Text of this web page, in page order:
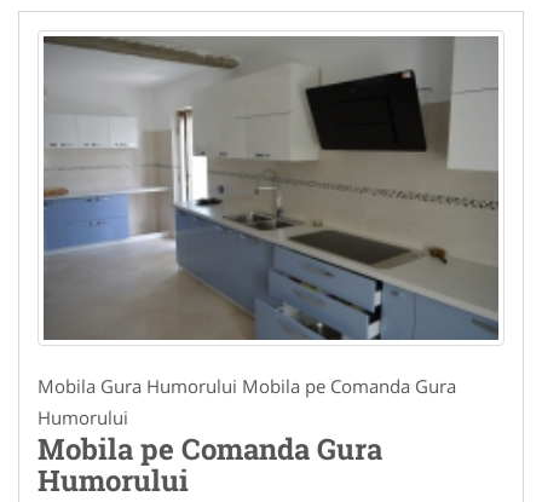
Mobila Gura Humorului Mobila pe Comanda Gura
Humorului
Mobila pe Comanda Gura
Humorului